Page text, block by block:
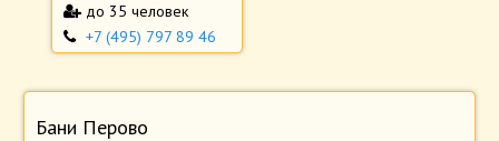
до 35 человек
+7 (495) 797 89 46
Бани Перово